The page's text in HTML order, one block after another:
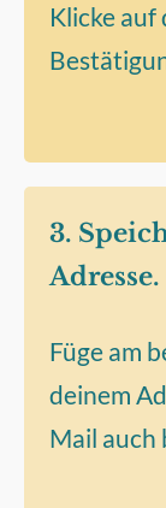
Klicke auf
3.
Adresse.
Füge am
deinem
Mail auch